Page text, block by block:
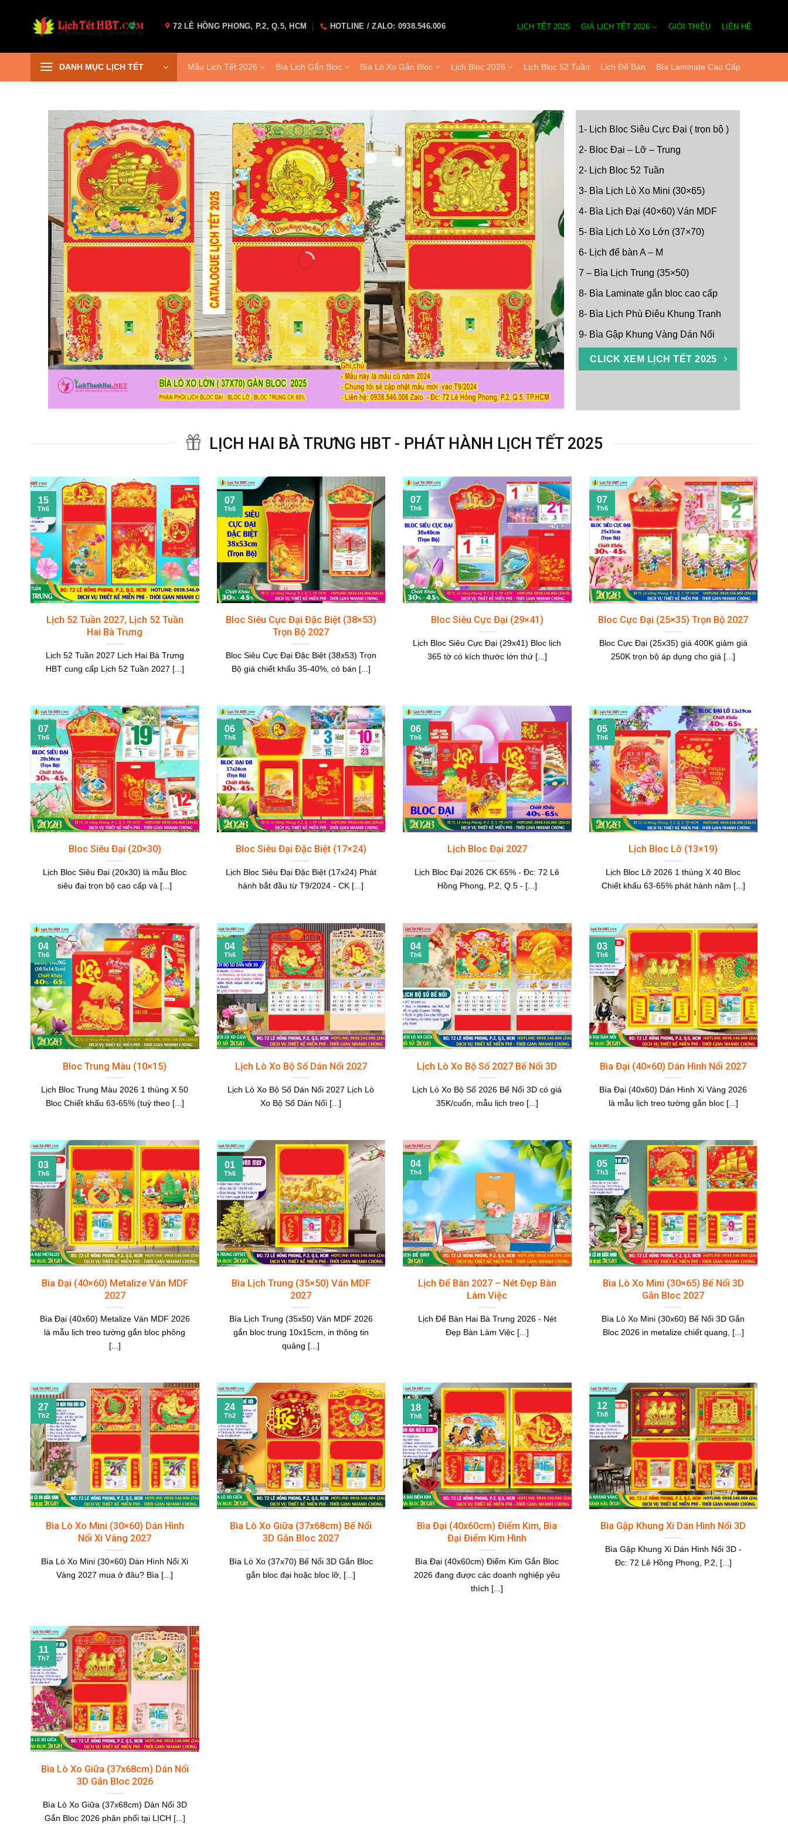
72 LÊ HỒNG PHONG, P.2, Q.5, HCM HOTLINE / ZALO: 0938.546.006 LỊCH TẾT 2025 GIÁ LỊCH TẾT 2026 GIỚI THIỆU LIÊN HỆ
DANH MỤC LỊCH TẾT Mẫu Lịch Tết 2026 Bìa Lịch Gắn Bloc Bìa Lò Xo Gắn Bloc Lịch Bloc 2026 Lịch Bloc 52 Tuần Lịch Để Bàn Bìa Laminate Cao Cấp
1- Lịch Bloc Siêu Cực Đại ( trọn bộ )
2- Bloc Đại – Lỡ – Trung
2- Lịch Bloc 52 Tuần
3- Bìa Lịch Lò Xo Mini (30×65)
4- Bìa Lịch Đại (40×60) Ván MDF
5- Bìa Lịch Lò Xo Lớn (37×70)
6- Lịch để bàn A – M
7 – Bìa Lịch Trung (35×50)
8- Bìa Laminate gắn bloc cao cấp
8- Bìa Lịch Phù Điêu Khung Tranh
9- Bìa Gập Khung Vàng Dán Nổi
CLICK XEM LỊCH TẾT 2025
LỊCH HAI BÀ TRƯNG HBT - PHÁT HÀNH LỊCH TẾT 2025
Lịch 52 Tuần 2027, Lịch 52 Tuần
Hai Bà Trưng
Lịch 52 Tuần 2027 Lịch Hai Bà Trưng
HBT cung cấp Lịch 52 Tuần 2027 [...]
15
Th6
Bloc Siêu Cực Đại Đặc Biệt (38×53)
Trọn Bộ 2027
Bloc Siêu Cực Đại Đặc Biệt (38x53) Trọn
Bộ giá chiết khấu 35-40%, có bán [...]
07
Th6
Bloc Siêu Cực Đại (29×41)
Lịch Bloc Siêu Cực Đại (29x41) Bloc lịch
365 tờ có kích thước lớn thứ [...]
07
Th6
Bloc Cực Đại (25×35) Trọn Bộ 2027
Bloc Cực Đại (25x35) giá 400K giảm giá
250K trọn bộ áp dụng cho giá [...]
07
Th6
Bloc Siêu Đại (20×30)
Lịch Bloc Siêu Đại (20x30) là mẫu Bloc
siêu đại trọn bộ cao cấp và [...]
07
Th6
Bloc Siêu Đại Đặc Biệt (17×24)
Lịch Bloc Siêu Đại Đặc Biệt (17x24) Phát
hành bắt đầu từ T9/2024 - CK [...]
06
Th6
Lịch Bloc Đại 2027
Lịch Bloc Đại 2026 CK 65% - Đc: 72 Lê
Hồng Phong, P.2, Q.5 - [...]
06
Th6
Lịch Bloc Lỡ (13×19)
Lịch Bloc Lỡ 2026 1 thùng X 40 Bloc
Chiết khấu 63-65% phát hành năm [...]
05
Th6
Bloc Trung Màu (10×15)
Lịch Bloc Trung Màu 2026 1 thùng X 50
Bloc Chiết khấu 63-65% (tuỳ theo [...]
04
Th6
Lịch Lò Xo Bộ Số Dán Nổi 2027
Lịch Lò Xo Bộ Số Dán Nổi 2027 Lịch Lò
Xo Bộ Số Dán Nổi [...]
04
Th6
Lịch Lò Xo Bộ Số 2027 Bế Nổi 3D
Lịch Lò Xo Bộ Số 2026 Bế Nổi 3D có giá
35K/cuốn, mẫu lịch treo [...]
04
Th6
Bìa Đại (40×60) Dán Hình Nổi 2027
Bìa Đại (40x60) Dán Hình Xi Vàng 2026
là mẫu lịch treo tường gắn bloc [...]
03
Th6
Bìa Đại (40×60) Metalize Ván MDF
2027
Bìa Đại (40x60) Metalize Ván MDF 2026
là mẫu lịch treo tường gắn bloc phông
[...]
03
Th6
Bìa Lịch Trung (35×50) Ván MDF
2027
Bìa Lịch Trung (35x50) Ván MDF 2026
gắn bloc trung 10x15cm, in thông tin
quảng [...]
01
Th6
Lịch Để Bàn 2027 – Nét Đẹp Bàn
Làm Việc
Lịch Để Bàn Hai Bà Trưng 2026 - Nét
Đẹp Bàn Làm Việc [...]
04
Th4
Bìa Lò Xo Mini (30×65) Bế Nổi 3D
Gắn Bloc 2027
Bìa Lò Xo Mini (30x60) Bế Nổi 3D Gắn
Bloc 2026 in metalize chiết quang, [...]
05
Th3
Bìa Lò Xo Mini (30×60) Dán Hình
Nổi Xi Vàng 2027
Bìa Lò Xo Mini (30×60) Dán Hình Nổi Xi
Vàng 2027 mua ở đâu? Bìa [...]
27
Th2
Bìa Lò Xo Giữa (37x68cm) Bế Nổi
3D Gắn Bloc 2027
Bìa Lò Xo (37x70) Bế Nổi 3D Gắn Bloc
gắn bloc đại hoặc bloc lỡ, [...]
24
Th2
Bìa Đại (40x60cm) Điểm Kim, Bìa
Đại Điểm Kim Hình
Bìa Đại (40x60cm) Điểm Kim Gắn Bloc
2026 đang được các doanh nghiệp yêu
thích [...]
18
Th8
Bìa Gập Khung Xi Dán Hình Nổi 3D
Bìa Gập Khung Xi Dán Hình Nổi 3D -
Đc: 72 Lê Hồng Phong, P.2, [...]
12
Th8
Bìa Lò Xo Giữa (37x68cm) Dán Nổi
3D Gắn Bloc 2026
Bìa Lò Xo Giữa (37x68cm) Dán Nổi 3D
Gắn Bloc 2026 phân phối tại LỊCH [...]
11
Th7